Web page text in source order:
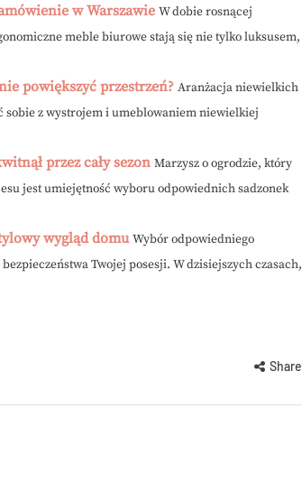
w Warszawie W dobie rosnącej
meble biurowe stają się nie tylko luksusem,
powiększyć przestrzeń? Aranżacja niewielkich
sobie z wystrojem i umeblowaniem niewielkiej
przez cały sezon Marzysz o ogrodzie, który
jest umiejętność wyboru odpowiednich sadzonek
wygląd domu Wybór odpowiedniego
Twojej posesji. W dzisiejszych czasach,
Share